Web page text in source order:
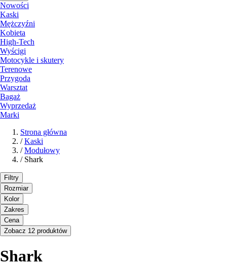
Nowości
Kaski
Mężczyźni
Kobieta
High-Tech
Wyścigi
Motocykle i skutery
Terenowe
Przygoda
Warsztat
Bagaż
Wyprzedaż
Marki
Strona główna
/ Kaski
/ Modułowy
/ Shark
Filtry
Rozmiar
Kolor
Zakres
Cena
Zobacz 12 produktów
Shark